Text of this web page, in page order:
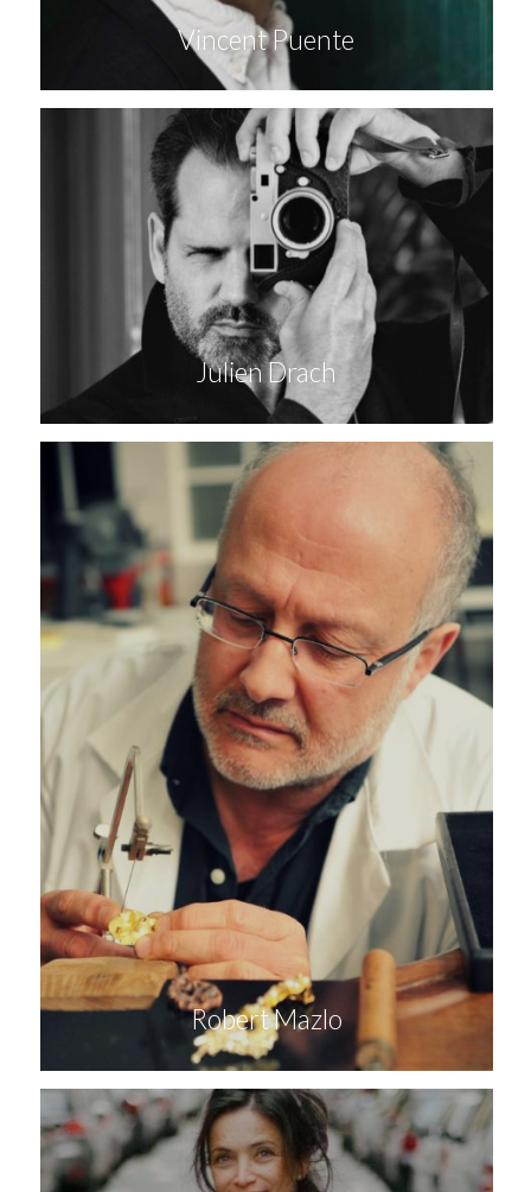
Vincent Puente
Julien Drach
Robert Mazlo